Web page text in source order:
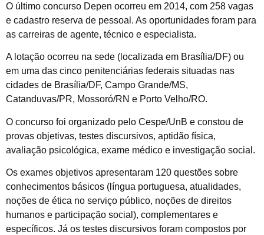
O último concurso Depen ocorreu em 2014, com 258 vagas
e cadastro reserva de pessoal. As oportunidades foram para
as carreiras de agente, técnico e especialista.
A lotação ocorreu na sede (localizada em Brasília/DF) ou
em uma das cinco penitenciárias federais situadas nas
cidades de Brasília/DF, Campo Grande/MS,
Catanduvas/PR, Mossoró/RN e Porto Velho/RO.
O concurso foi organizado pelo Cespe/UnB e constou de
provas objetivas, testes discursivos, aptidão física,
avaliação psicológica, exame médico e investigação social.
Os exames objetivos apresentaram 120 questões sobre
conhecimentos básicos (língua portuguesa, atualidades,
noções de ética no serviço público, noções de direitos
humanos e participação social), complementares e
específicos. Já os testes discursivos foram compostos por